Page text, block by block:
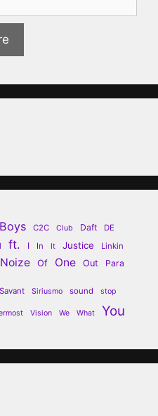
Boys C2C Club Daft
DE
ft. I In It Justice Linkin
Noize Of One Out Para
Savant Siriusmo sound stop
Vision We What You